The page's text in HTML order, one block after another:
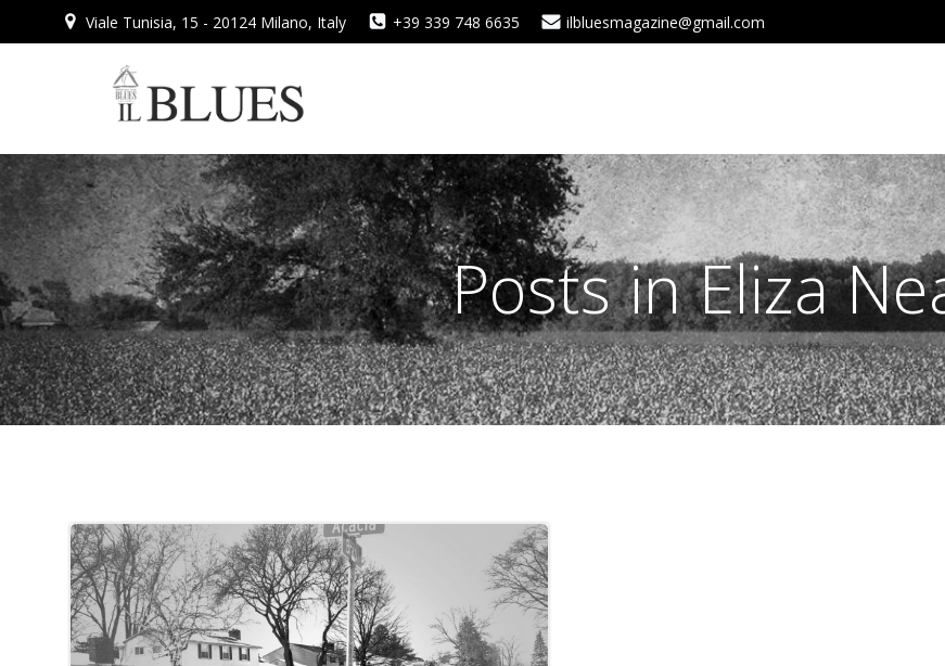
al
Viale Tunisia, 15 - 20124 Milano, Italy +39 339 748 6635 ilbluesmagazine@gmail.com
Posts in Eliza